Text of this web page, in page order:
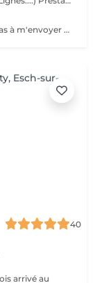
Fleurs Séchées, Abstrait, Dessins N'hésitez pas à m'envoyer une photo de vos inspirations si besoin
40